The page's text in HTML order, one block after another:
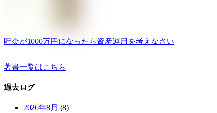
貯金が1000万円になったら資産運用を考えなさい
著書一覧はこちら
過去ログ
2026年8月 (8)